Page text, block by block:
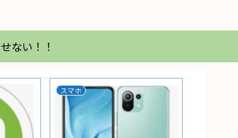
ない！！
スマホ